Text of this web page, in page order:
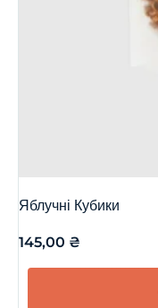
Яблучні Кубики
145,00 ₴